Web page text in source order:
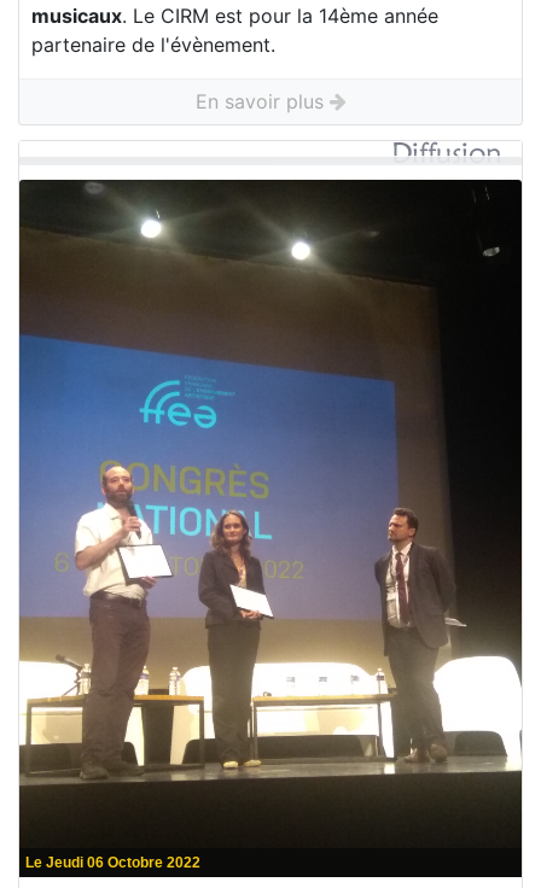
musicaux. Le CIRM est pour la 14ème année
partenaire de l'évènement.
En savoir plus
Le Jeudi 06 Octobre 2022